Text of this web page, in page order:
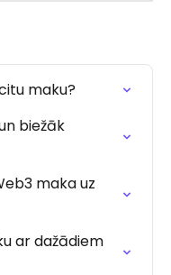
maku?
biežāk
maka uz
ar dažādiem